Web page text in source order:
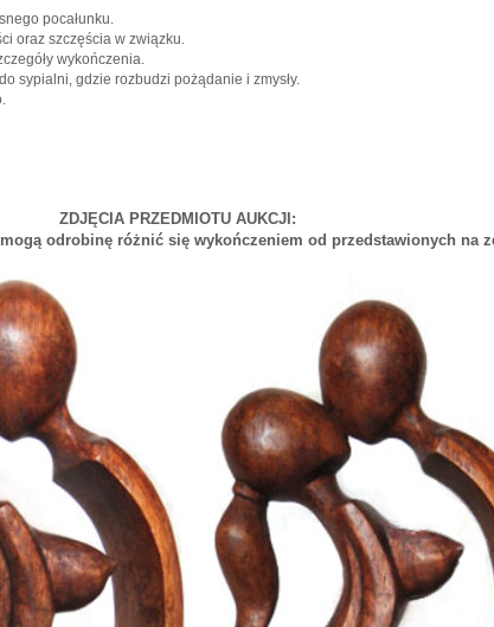
pocałunku.
oraz szczęścia w związku.
wykończenia.
sypialni, gdzie rozbudzi pożądanie i zmysły.
ZDJĘCIA PRZEDMIOTU AUKCJI:
odrobinę różnić się wykończeniem od przedstawionych na